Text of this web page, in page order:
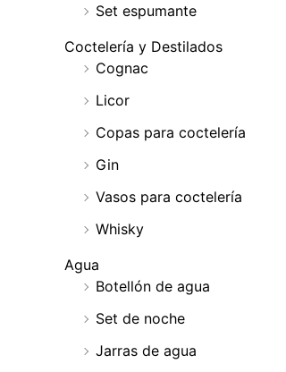
Set espumante
Coctelería y Destilados
Cognac
Licor
Copas para coctelería
Gin
Vasos para coctelería
Whisky
Agua
Botellón de agua
Set de noche
Jarras de agua